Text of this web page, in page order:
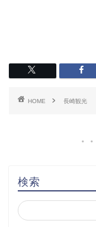
HOME 長崎観光
検索